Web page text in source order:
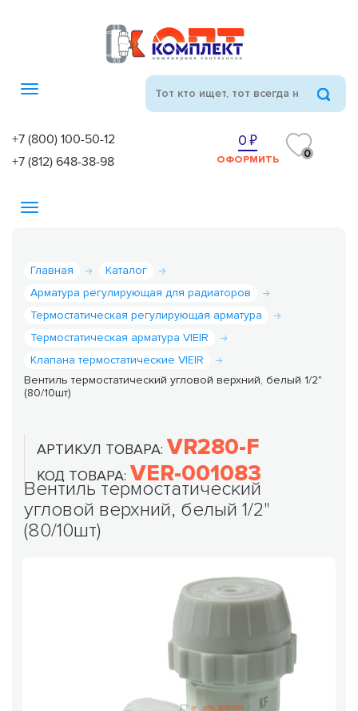
Toggle
+7 (800) 100-50-12
+7 (812) 648-38-98
0
ОФОРМИТЬ 0
Toggle
Главная
Каталог
Арматура регулирующая для радиаторов
Термостатическая регулирующая арматура
Термостатическая арматура VIEIR
Клапана термостатические VIEIR
Вентиль термостатический угловой верхний, белый 1/2"
(80/10шт)
АРТИКУЛ ТОВАРА: VR280-F
КОД ТОВАРА: VER-001083
Вентиль термостатический
угловой верхний, белый 1/2"
(80/10шт)